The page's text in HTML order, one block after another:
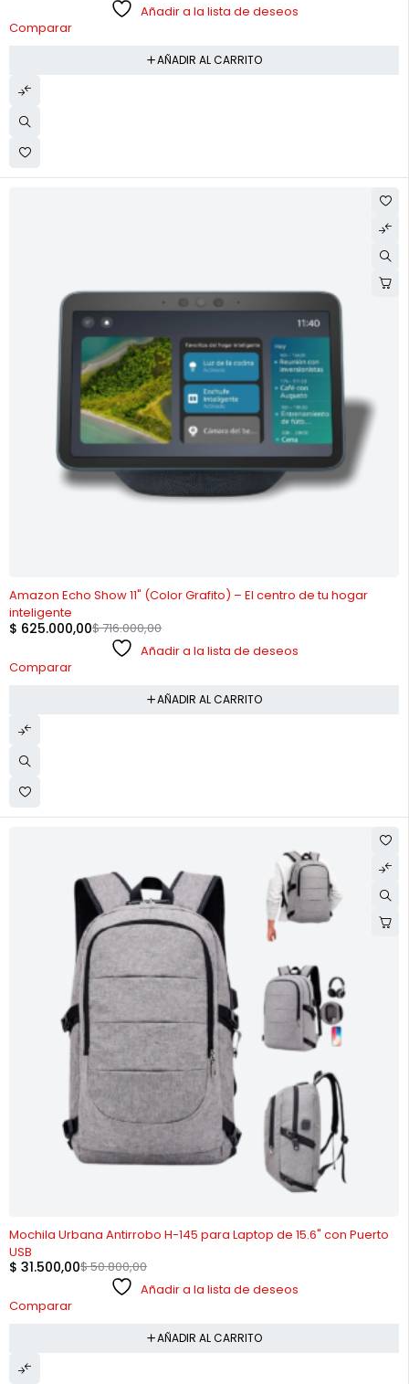
Añadir a la lista de deseos
Comparar
AÑADIR AL CARRITO
Amazon Echo Show 11" (Color Grafito) – El centro de tu hogar
inteligente
$716.000,00
$ 625.000,00
Añadir a la lista de deseos
Comparar
AÑADIR AL CARRITO
Mochila Urbana Antirrobo H-145 para Laptop de 15.6" con Puerto
USB
$50.800,00
$ 31.500,00
Añadir a la lista de deseos
Comparar
AÑADIR AL CARRITO